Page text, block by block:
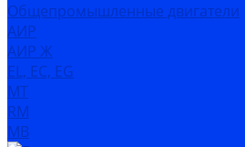
Общепромышленные двигатели
АИР
АИР Ж
EL, EC, EG
MT
RM
MB